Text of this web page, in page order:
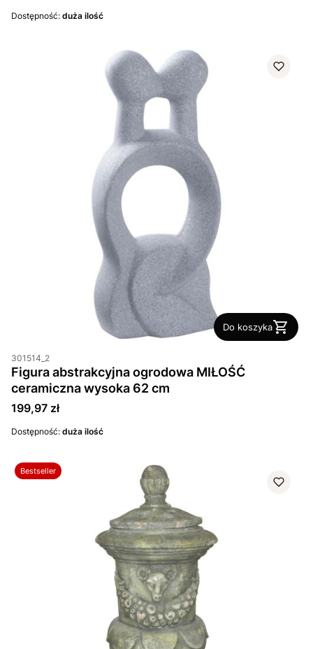
Dostępność: duża ilość
Do koszyka
301514_2
Figura abstrakcyjna ogrodowa MIŁOŚĆ
ceramiczna wysoka 62 cm
Cena
199,97 zł
Dostępność: duża ilość
Bestseller